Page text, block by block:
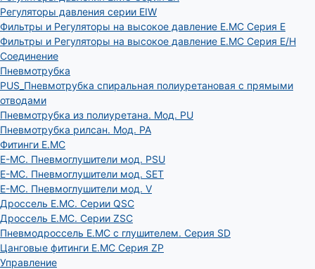
Регуляторы давления серии EIW
Фильтры и Регуляторы на высокое давление E.MC Серия E
Фильтры и Регуляторы на высокое давление E.MC Серия E/H
Соединение
Пневмотрубка
PUS_Пневмотрубка спиральная полиуретановая с прямыми
отводами
Пневмотрубка из полиуретана. Мод. РU
Пневмотрубка рилсан. Мод. PA
Фитинги E.MC
E-MC. Пневмоглушители мод. PSU
E-MC. Пневмоглушители мод. SET
E-MC. Пневмоглушители мод. V
Дроссель E.MC. Серии QSC
Дроссель E.MC. Серии ZSC
Пневмодроссель E.MC с глушителем. Серия SD
Цанговые фитинги E.MC Серия ZP
Управление